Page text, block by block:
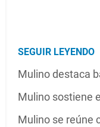
SEGUIR LEYENDO
Mulino destaca
Mulino sostiene
Mulino se reúne